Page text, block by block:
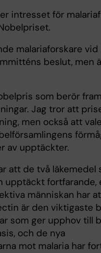
intresset för
malariaforskare vid
beslut, men
som berör
Jag tror att
men också att
av upptäckter.
att de två läkemedel
upptäckt fortfarande,
människan har
är den viktigaste
som ger upphov till
och de nya
mot malaria har